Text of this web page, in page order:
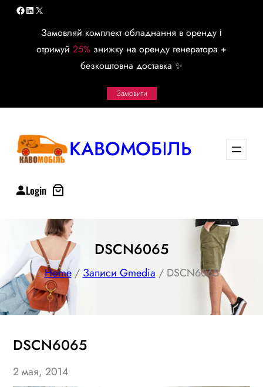
Перейти
содержимому
Facebook
LinkedIn
X
Замовляй комплект обладнання в оренду і
отримуй 25% знижку на оренду генератора +
безкоштовна доставка ✨
Замовити
КАВОМОБІЛЬ
Login
DSCN6065
Home/ Записи Gmedia / DSCN6065
DSCN6065
2 мая, 2014